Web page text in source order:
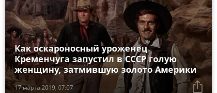
17 марта 2019, 07:07
Как оскароносный уроженец
Кременчуга запустил в СССР голую
женщину, затмившую золото Америки